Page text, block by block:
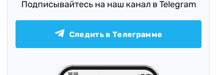
Подписывайтесь на наш канал в Telegram
Следить в Телеграмме